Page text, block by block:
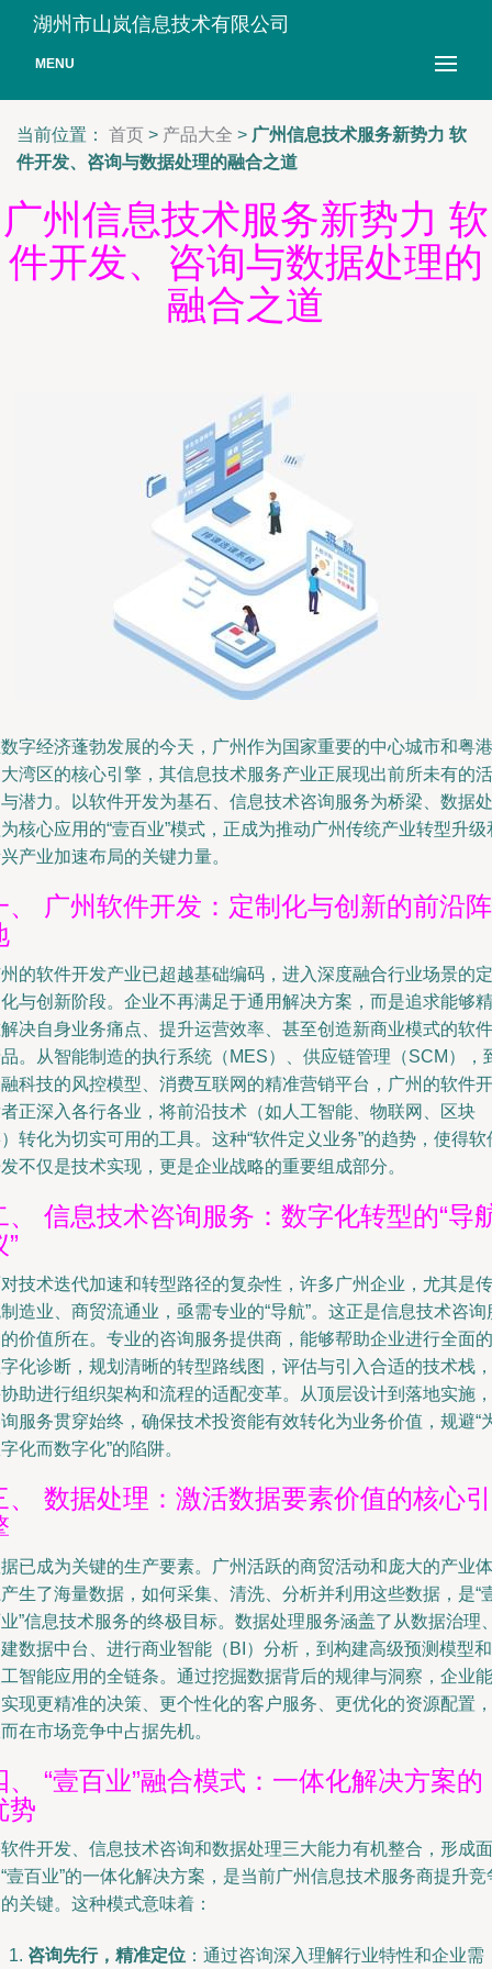
湖州市山岚信息技术有限公司
MENU
当前位置： 首页 > 产品大全 > 广州信息技术服务新势力 软
件开发、咨询与数据处理的融合之道
广州信息技术服务新势力 软
件开发、咨询与数据处理的
融合之道
字经济蓬勃发展的今天，广州作为国家重要的中心城市和粤港
湾区的核心引擎，其信息技术服务产业正展现出前所未有的活
潜力。以软件开发为基石、信息技术咨询服务为桥梁、数据处
核心应用的“壹百业”模式，正成为推动广州传统产业转型升级
产业加速布局的关键力量。
、 广州软件开发：定制化与创新的前沿阵
的软件开发产业已超越基础编码，进入深度融合行业场景的定
与创新阶段。企业不再满足于通用解决方案，而是追求能够精
决自身业务痛点、提升运营效率、甚至创造新商业模式的软件
。从智能制造的执行系统（MES）、供应链管理（SCM），
科技的风控模型、消费互联网的精准营销平台，广州的软件开
正深入各行各业，将前沿技术（如人工智能、物联网、区块
转化为切实可用的工具。这种“软件定义业务”的趋势，使得软
不仅是技术实现，更是企业战略的重要组成部分。
、 信息技术咨询服务：数字化转型的“导
”
技术迭代加速和转型路径的复杂性，许多广州企业，尤其是传
造业、商贸流通业，亟需专业的“导航”。这正是信息技术咨询
价值所在。专业的咨询服务提供商，能够帮助企业进行全面的
化诊断，规划清晰的转型路线图，评估与引入合适的技术栈，
助进行组织架构和流程的适配变革。从顶层设计到落地实施，
服务贯穿始终，确保技术投资能有效转化为业务价值，规避“
化而数字化”的陷阱。
、 数据处理：激活数据要素价值的核心引
已成为关键的生产要素。广州活跃的商贸活动和庞大的产业体
生了海量数据，如何采集、清洗、分析并利用这些数据，是“
”信息技术服务的终极目标。数据处理服务涵盖了从数据治理
数据中台、进行商业智能（BI）分析，到构建高级预测模型和
智能应用的全链条。通过挖掘数据背后的规律与洞察，企业能
现更精准的决策、更个性化的客户服务、更优化的资源配置，
在市场竞争中占据先机。
、 “壹百业”融合模式：一体化解决方案的
势
件开发、信息技术咨询和数据处理三大能力有机整合，形成面
壹百业”的一体化解决方案，是当前广州信息技术服务商提升竞
关键。这种模式意味着：
咨询先行，精准定位 ：通过咨询深入理解行业特性和企业需